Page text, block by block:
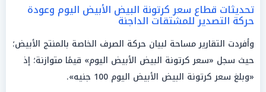
تحديثات قطاع سعر كرتونة البيض الأبيض اليوم وعودة
حركة التصدير للمشتقات الداجنة
وأفردت التقارير مساحة لبيان حركة الصرف الخاصة بالمنتج الأبيض؛
حيث سجل «سعر كرتونة البيض الأبيض اليوم» قيمًا متوازنة؛ إذ
«وبلغ سعر كرتونة البيض الأبيض اليوم 100 جنيه».